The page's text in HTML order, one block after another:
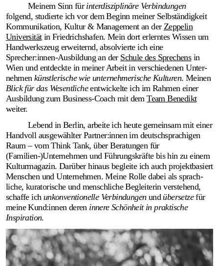
Meinem Sinn für inter­­disziplinäre Verbin­dungen
folgend, studierte ich vor dem Beginn meiner Selbständig­keit
Kommuni­kation, Kultur & Management an der Zeppelin
Universitätin Friedrichshafen. Mein dort erlerntes Wissen um
Handwerks­zeug erweiternd, absol­vierte ich eine
Sprecher:innen-Ausbildung an der Schule des Sprechensin
Wien und entdeckte in meiner Arbeit in verschie­denen Unter­
nehmen künstlerische wie unter­nehmerische Kulturen. Meinen
Blick für das Wesentlicheentwickelte ich im Rahmen einer
Ausbil­dung zum Business-Coach mit demTeam Benedikt
weiter.
Lebend in Berlin, arbeite ich heute gemeinsam mit einer
Hand­voll ausge­wählter Partner:innen im deutsch­sprachigen
Raum – vom Think Tank, über Beratungen für
(Familien-)Unternehmen und Führungskräfte bis hin zu einem
Kulturmagazin. Darüber hinaus begleite ich auch projekt­basiert
Men­schen und Unter­nehmen. Meine Rolle dabei als sprach­
liche, kuratorische und mensch­liche Begleiterin ver­stehend,
schaffe ich unkonven­tionelle Verbindungen und übersetzefür
meine Kund:innen deren innere Schönheit in praktische
Inspiration.